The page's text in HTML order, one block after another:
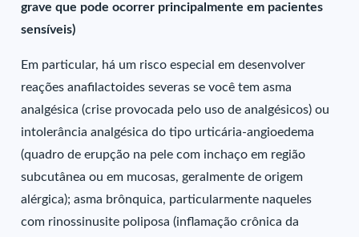
grave que pode ocorrer principalmente em pacientes
sensíveis)
Em particular, há um risco especial em desenvolver
reações anafilactoides severas se você tem asma
analgésica (crise provocada pelo uso de analgésicos) ou
intolerância analgésica do tipo urticária-angioedema
(quadro de erupção na pele com inchaço em região
subcutânea ou em mucosas, geralmente de origem
alérgica); asma brônquica, particularmente naqueles
com rinossinusite poliposa (inflamação crônica da